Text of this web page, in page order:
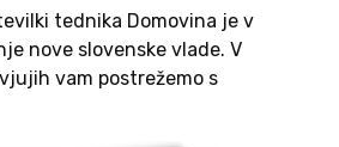
tednika Domovina je v
nove slovenske vlade. V
vam postrežemo s